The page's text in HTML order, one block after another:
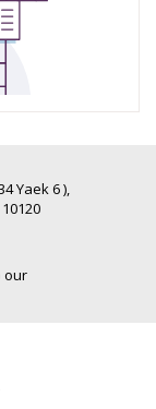
Yaek 6 ),
our